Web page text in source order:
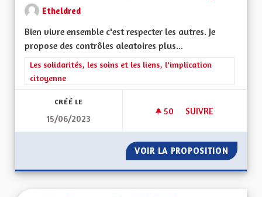
Etheldred
Bien vivre ensemble c'est respecter les autres. Je
propose des contrôles aleatoires plus...
Filtrer les résultats de la catégorie : Les solidarités, les soins
Les solidarités, les soins et les liens, l'implication
citoyenne
CRÉÉ LE
15/06/2023
50 50 ABONNÉS
SUIVRE
VOIR LA PROPOSITION